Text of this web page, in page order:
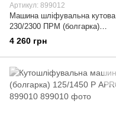
Артикул: 899012
Машина шліфувальна кутова
230/2300 ПРМ (болгарка)
APRO 899012
4 260 грн